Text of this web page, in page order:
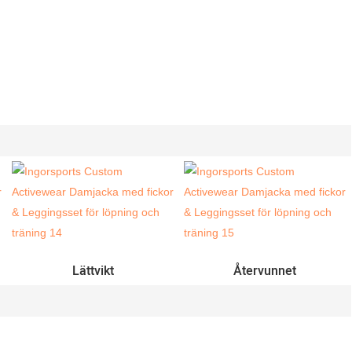
Lättvikt Återvunnet